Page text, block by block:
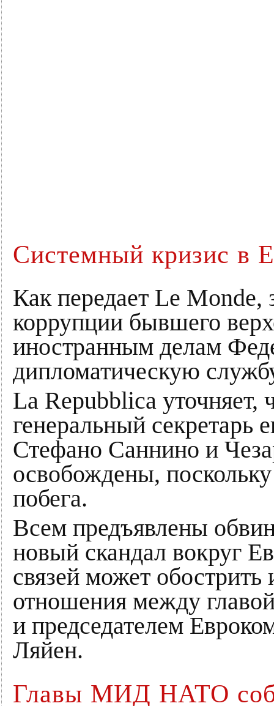
Системный кризис в
Как передает Le Monde,
коррупции бывшего
иностранным делам
дипломатическую
La Repubblica уточняет,
генеральный секретарь
Стефано Саннино и
освобождены,
побега.
Всем предъявлены
новый скандал вокруг
связей может
отношения между
и председателем
Ляйен.
Главы МИД НАТО